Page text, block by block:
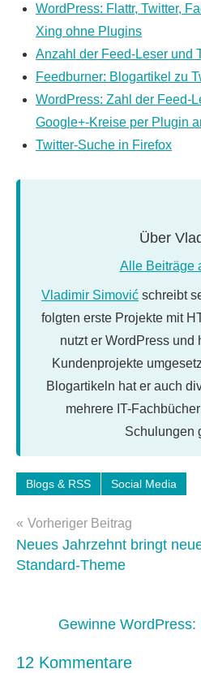
WordPress: Flattr, Twitter,
Xing ohne Plugins
Anzahl der Feed-Leser und
Feedburner: Blogartikel zu
WordPress: Zahl der Feed-
Google+-Kreise per Plugin
Twitter-Suche in Firefox
Über
Alle Beiträge
Vladimir Simović schreibt
folgten erste Projekte mit
nutzt er WordPress und
Kundenprojekte
Blogartikeln hat er auch
mehrere IT-
Schulungen
Schlagwörter:
twitter,
web
2.0
Blogs & RSS Social Media
Beitragsnavigation
Vorheriger Beitrag
Neues Jahrzehnt bringt
Standard-Theme
Gewinne
12 Kommentare